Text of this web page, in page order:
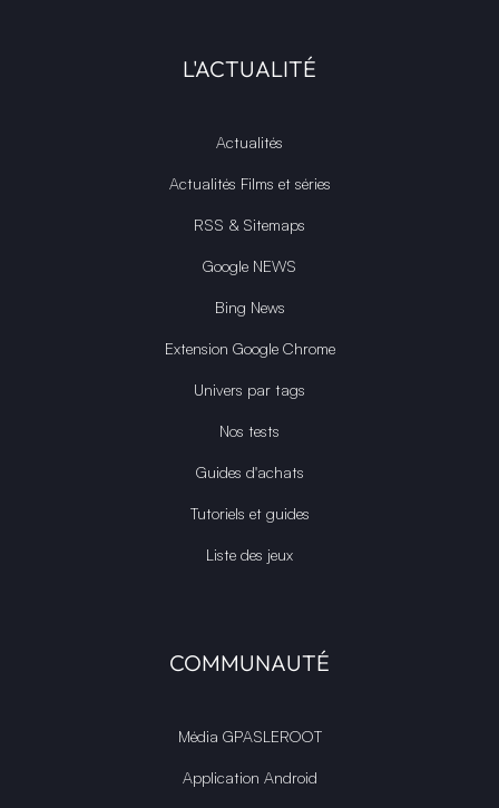
L'ACTUALITÉ
Actualités
Actualités Films et séries
RSS & Sitemaps
Google NEWS
Bing News
Extension Google Chrome
Univers par tags
Nos tests
Guides d'achats
Tutoriels et guides
Liste des jeux
COMMUNAUTÉ
Média GPASLEROOT
Application Android